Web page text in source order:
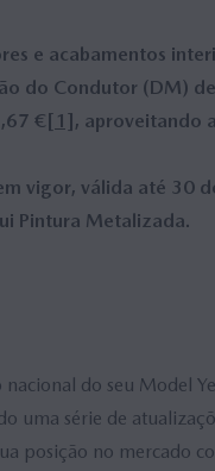
e acabamentos
do Condutor (DM)
€[1], aproveitando
vigor, válida até 30
Pintura Metalizada.
nacional do seu Model
uma série de
posição no mercado